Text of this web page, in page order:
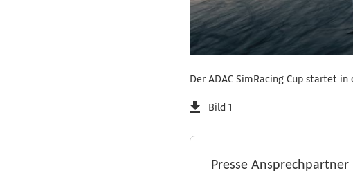
Der ADAC SimRacing Cup startet in
Bild 1
Presse Ansprechpartner